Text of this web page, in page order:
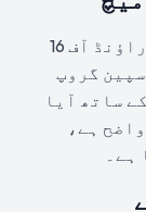
میرے خیال میں فیفا ورلڈ کپ 2026 کے راؤنڈ آف 16
گروپ
ساتھ آیا
فرق واضح ہے،